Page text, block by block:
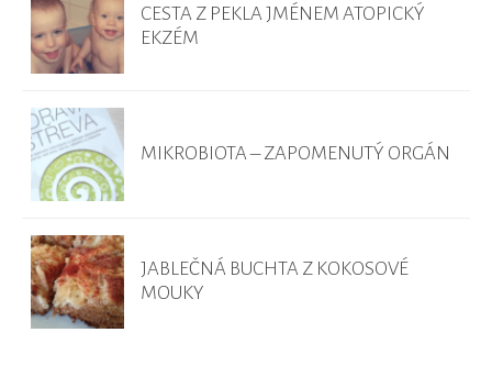
CESTA Z PEKLA JMÉNEM ATOPICKÝ
EKZÉM
MIKROBIOTA – ZAPOMENUTÝ ORGÁN
JABLEČNÁ BUCHTA Z KOKOSOVÉ
MOUKY